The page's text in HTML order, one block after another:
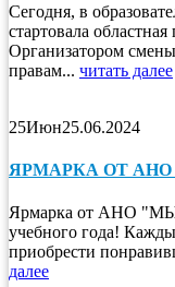
Сегодня, в
стартовала
Организатором
правам... читать далее
25Июн25.06.2024
ЯРМАРКА ОТ
Ярмарка от АНО
учебного года!
приобрести
далее